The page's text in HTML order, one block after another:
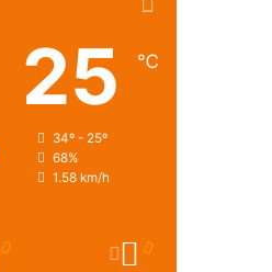
25 ℃
34º - 25º
68%
1.58 km/h